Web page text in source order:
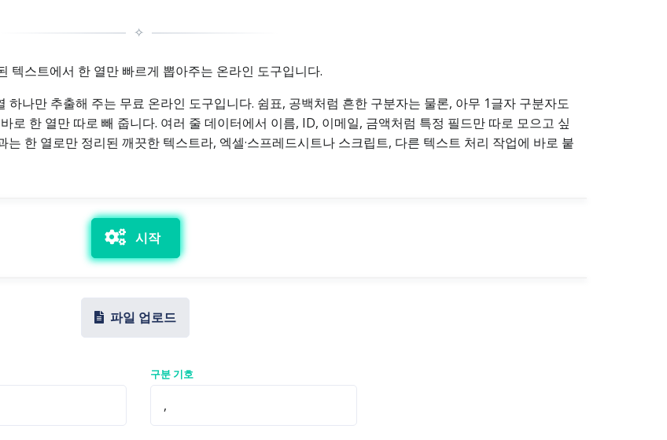
✧
텍스트에서 한 열만 빠르게 뽑아주는 온라인 도구입니다.
하나만 추출해 주는 무료 온라인 도구입니다. 쉼표, 공백처럼 흔한 구분자는 물론, 아무 1글자 구분자도
로 한 열만 따로 빼 줍니다. 여러 줄 데이터에서 이름, ID, 이메일, 금액처럼 특정 필드만 따로 모으고 싶
는 한 열로만 정리된 깨끗한 텍스트라, 엑셀·스프레드시트나 스크립트, 다른 텍스트 처리 작업에 바로 붙
시작
파일 업로드
구분 기호